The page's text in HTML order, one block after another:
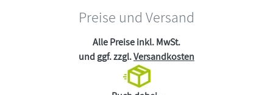
Preise und Versand
Alle Preise inkl. MwSt.
und ggf. zzgl.Versandkosten